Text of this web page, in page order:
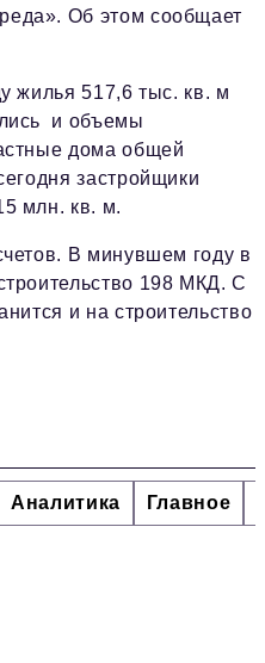
Об этом сообщает
жилья 517,6 тыс. кв. м
и объемы
дома общей
застройщики
млн. кв. м.
В минувшем году в
198 МКД. С
и на строительство
Аналитика Главное